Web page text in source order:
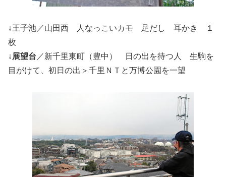
↓王子池／山田西 人なっこいカモ 足だし 耳かき １
枚
↓ 展望台 ／新千里東町（豊中） 日の出を待つ人 生駒を
目がけて、初日の出＞千里ＮＴと万博公園を一望